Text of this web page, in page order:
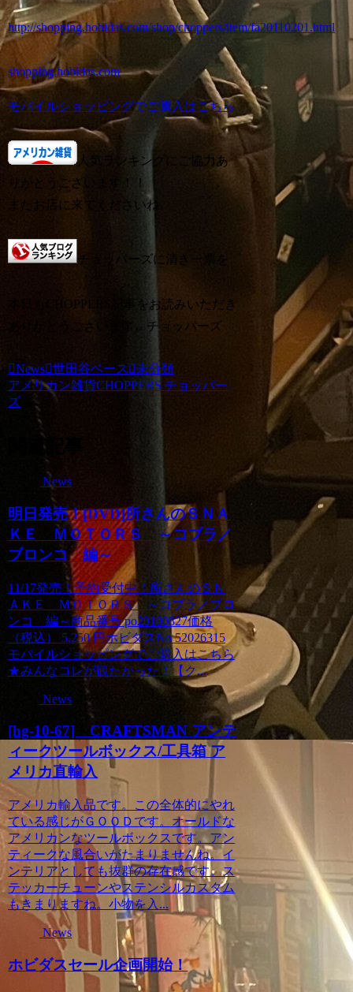
http://shopping.hobidas.com/shop/choppers/item/fa20110201.html
shopping.hobidas.com
モバイルショッピングでご購入はこちら
人気ランキングにご協力あ
りがとうございます！！
またお店に来てくださいね。
チョッパーズに清き一票を
本日もCHOPPERS記事をお読みいただき
ありがとうございます。チョッパーズ
News 世田谷ベース
未分類
アメリカン雑貨CHOPPERS チョッパー
ズ
関連記事
News
明日発売！[DVD]所さんのＳＮＡ
ＫＥ ＭＯＴＯＲＳ ～コブラ／
ブロンコ 編～
11/17発売！予約受付中！所さんのＳＮ
ＡＫＥ ＭＯＴＯＲＳ ～コブラ／ブロ
ンコ 編～商品番号 po20100827価格
（税込） 5,250 円ホビダスNo 52026315
モバイルショッピングでご購入はこちら
★みんなコレが観たかった！【ク...
News
[hg-10-67] CRAFTSMAN アンテ
ィークツールボックス/工具箱 ア
メリカ直輸入
アメリカ輸入品です。この全体的にやれ
ている感じがＧＯＯＤです。オールドな
アメリカンなツールボックスです。アン
ティークな風合いがたまりませんね。イ
ンテリアとしても抜群の存在感です。ス
テッカーチューンやステンシルカスタム
もきまりますね。小物を入...
News
ホビダスセール企画開始！